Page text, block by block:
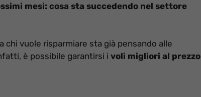
mesi: cosa sta succedendo nel settore
vuole risparmiare sta già pensando alle
è possibile garantirsi i voli migliori al prezzo